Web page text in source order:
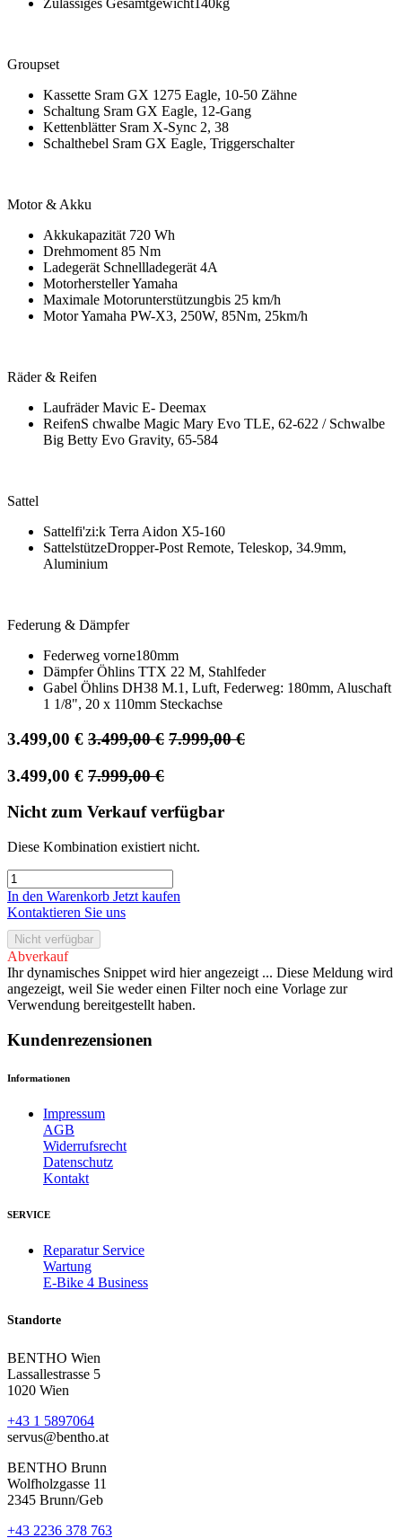
Zulässiges Gesamtgewicht140kg
Groupset
Kassette Sram GX 1275 Eagle, 10-50 Zähne
Schaltung Sram GX Eagle, 12-Gang
Kettenblätter Sram X-Sync 2, 38
Schalthebel Sram GX Eagle, Triggerschalter
Motor & Akku
Akkukapazität 720 Wh
Drehmoment 85 Nm
Ladegerät Schnellladegerät 4A
Motorhersteller Yamaha
Maximale Motorunterstützungbis 25 km/h
Motor Yamaha PW-X3, 250W, 85Nm, 25km/h
Räder & Reifen
Laufräder Mavic E- Deemax
ReifenS chwalbe Magic Mary Evo TLE, 62-622 / Schwalbe
Big Betty Evo Gravity, 65-584
Sattel
Sattelfi'zi:k Terra Aidon X5-160
SattelstützeDropper-Post Remote, Teleskop, 34.9mm,
Aluminium
Federung & Dämpfer
Federweg vorne180mm
Dämpfer Öhlins TTX 22 M, Stahlfeder
Gabel Öhlins DH38 M.1, Luft, Federweg: 180mm, Aluschaft
1 1/8", 20 x 110mm Steckachse
3.499,00 € 3.499,00€ 7.999,00€
3.499,00 € 7.999,00€
Nicht zum Verkauf verfügbar
Diese Kombination existiert nicht.
In den Warenkorb Jetzt kaufen
Kontaktieren Sie uns
Nicht verfügbar
Abverkauf
Ihr dynamisches Snippet wird hier angezeigt ... Diese Meldung wird
angezeigt, weil Sie weder einen Filter noch eine Vorlage zur
Verwendung bereitgestellt haben.
Kundenrezensionen
Informationen
Impressum
AGB
Widerrufsrecht
Datenschutz
Kontakt
SERVICE
Reparatur Service
Wartung
E-Bike 4 Business
Standorte
BENTHO Wien
Lassallestrasse 5
1020 Wien
+43 1 5897064
servus@bentho.at
BENTHO Brunn
Wolfholzgasse 11
2345 Brunn/Geb
+43 2236 378 763